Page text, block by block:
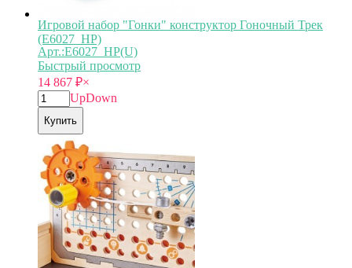
Игровой набор "Гонки" конструктор Гоночный Трек
(E6027_HP)
Арт.:E6027_HP(U)
Быстрый просмотр
14 867 ₽×
UpDown
Купить